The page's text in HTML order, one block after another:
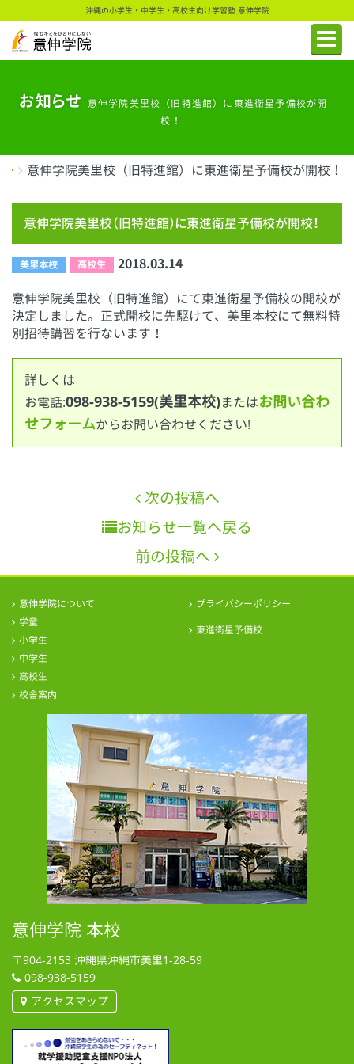
沖縄の小学生・中学生・高校生向け学習塾 意伸学院
お知らせ 意伸学院美里校（旧特進館）に東進衛星予備校が開
校！
意伸学院美里校（旧特進館）に東進衛星予備校が開校！
意伸学院美里校（旧特進館）に東進衛星予備校が開校！
美里本校 高校生
2018.03.14
意伸学院美里校（旧特進館）にて東進衛星予備校の開校が
決定しました。正式開校に先駆けて、美里本校にて無料特
別招待講習を行ないます！
詳しくは
お電話:098-938-5159(美里本校)またはお問い合わ
せフォームからお問い合わせください!
次の投稿へ
お知らせ一覧へ戻る
前の投稿へ
意伸学院について
学童
小学生
中学生
高校生
校舎案内
プライバシーポリシー
東進衛星予備校
意伸学院 本校
〒904-2153 沖縄県沖縄市美里1-28-59
098-938-5159
アクセスマップ